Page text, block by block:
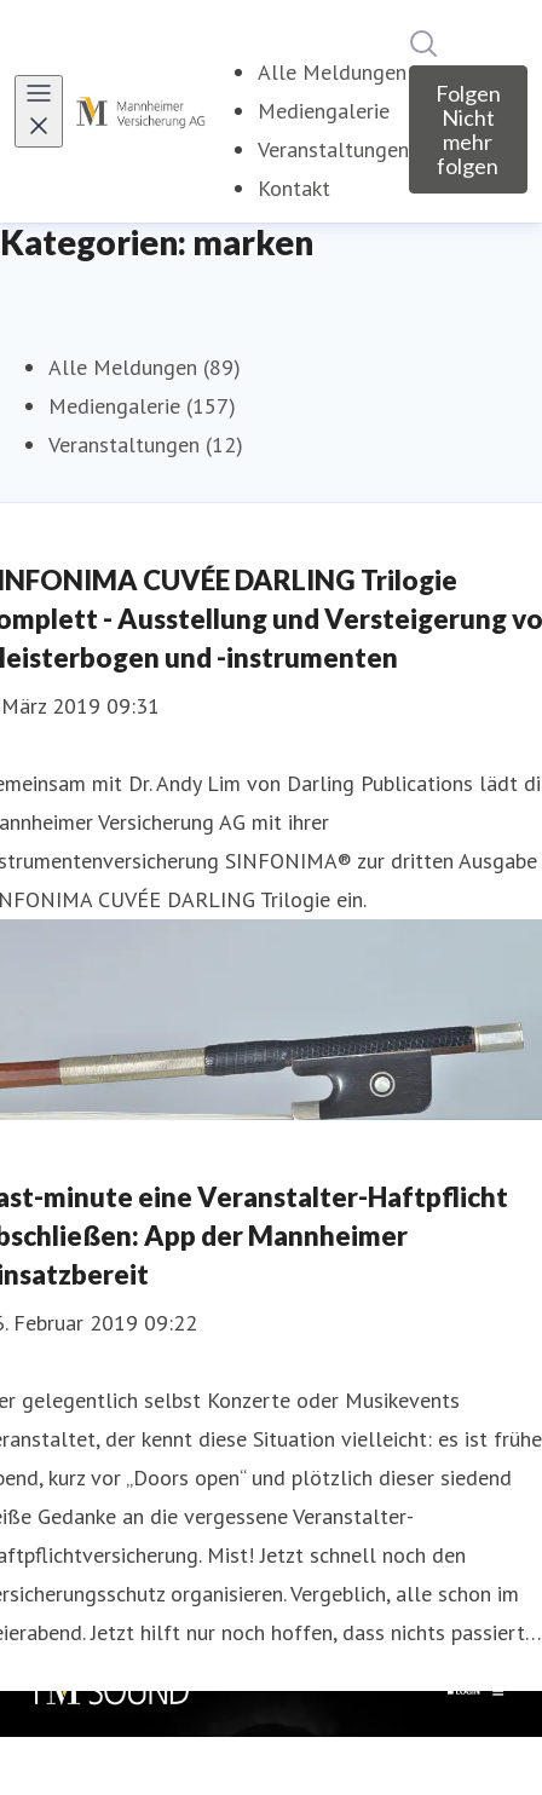
Alle Meldungen
Mediengalerie
Veranstaltungen
Kontakt
Folgen
Nicht
mehr
folgen
Kategorien: marken
Alle Meldungen (89)
Mediengalerie (157)
Veranstaltungen (12)
CUVÉE DARLING Trilogie
- Ausstellung und Versteigerung
und -instrumenten
2019 09:31
mit Dr. Andy Lim von Darling Publications lädt
Versicherung AG mit ihrer
SINFONIMA® zur dritten Ausgabe
CUVÉE DARLING Trilogie ein.
minute eine Veranstalter-Haftpflicht
App der Mannheimer
Februar 2019 09:22
gelegentlich selbst Konzerte oder Musikevents
der kennt diese Situation vielleicht: es ist
kurz vor „Doors open“ und plötzlich dieser siedend
Gedanke an die vergessene Veranstalter-
Mist! Jetzt schnell noch den
organisieren. Vergeblich, alle schon im
Jetzt hilft nur noch hoffen, dass nichts passiert…